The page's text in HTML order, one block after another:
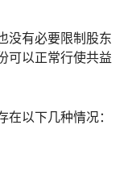
没有必要限制股东
可以正常行使共益
以下几种情况：